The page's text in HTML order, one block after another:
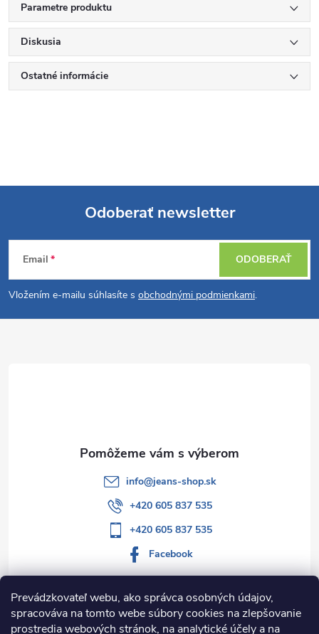
Prevádzkovateľ webu, ako správca osobných údajov,
spracováva na tomto webe súbory cookies na zlepšovanie
prostredia webových stránok, na analytické účely a na
Parametre produktu
Diskusia
Ostatné informácie
Z
á
p
Odoberať newsletter
Email
Vložením e-mailu súhlasíte s obchodnými podmienkami.
ODOBERAŤ
Informácie pre vás
info@jeans-shop.sk
+420 605 837 535
+420 605 837 535
Facebook